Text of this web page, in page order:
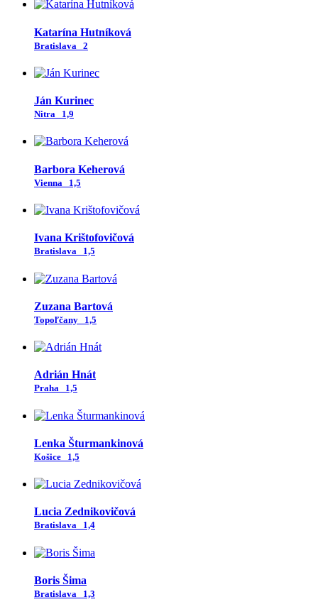
Katarína Hutníková
Bratislava 2
Ján Kurinec
Nitra 1,9
Barbora Keherová
Vienna 1,5
Ivana Krištofovičová
Bratislava 1,5
Zuzana Bartová
Topoľčany 1,5
Adrián Hnát
Praha 1,5
Lenka Šturmankinová
Košice 1,5
Lucia Zednikovičová
Bratislava 1,4
Boris Šima
Bratislava 1,3